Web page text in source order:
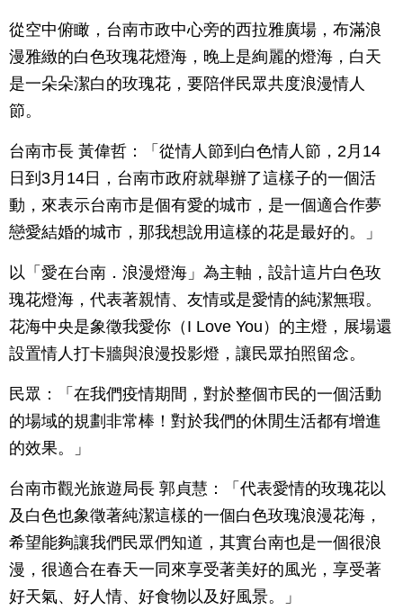
從空中俯瞰，台南市政中心旁的西拉雅廣場，布滿浪
漫雅緻的白色玫瑰花燈海，晚上是絢麗的燈海，白天
是一朵朵潔白的玫瑰花，要陪伴民眾共度浪漫情人
節。
台南市長 黃偉哲：「從情人節到白色情人節，2月14
日到3月14日，台南市政府就舉辦了這樣子的一個活
動，來表示台南市是個有愛的城市，是一個適合作夢
戀愛結婚的城市，那我想說用這樣的花是最好的。」
以「愛在台南．浪漫燈海」為主軸，設計這片白色玫
瑰花燈海，代表著親情、友情或是愛情的純潔無瑕。
花海中央是象徵我愛你（I Love You）的主燈，展場還
設置情人打卡牆與浪漫投影燈，讓民眾拍照留念。
民眾：「在我們疫情期間，對於整個市民的一個活動
的場域的規劃非常棒！對於我們的休閒生活都有增進
的效果。」
台南市觀光旅遊局長 郭貞慧：「代表愛情的玫瑰花以
及白色也象徵著純潔這樣的一個白色玫瑰浪漫花海，
希望能夠讓我們民眾們知道，其實台南也是一個很浪
漫，很適合在春天一同來享受著美好的風光，享受著
好天氣、好人情、好食物以及好風景。」